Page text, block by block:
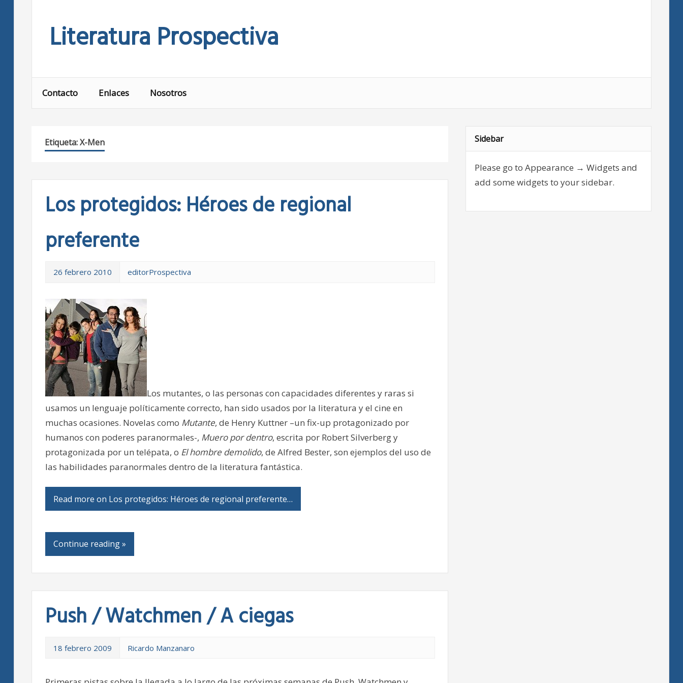
Literatura Prospectiva
Contacto Enlaces Nosotros
Etiqueta:X-Men
Los protegidos: Héroes de regional
preferente
26 febrero 2010 editorProspectiva
Los mutantes, o las personas con capacidades diferentes y raras si
usamos un lenguaje políticamente correcto, han sido usados por la literatura y el cine en
muchas ocasiones. Novelas como Mutante, de Henry Kuttner –un fix-up protagonizado por
humanos con poderes paranormales-, Muero por dentro, escrita por Robert Silverberg y
protagonizada por un telépata, o El hombre demolido, de Alfred Bester, son ejemplos del uso de
las habilidades paranormales dentro de la literatura fantástica.
Read more on Los protegidos: Héroes de regional preferente…
Continue reading »
Push / Watchmen / A ciegas
18 febrero 2009 Ricardo Manzanaro
Sidebar
Please go to Appearance → Widgets and
add some widgets to your sidebar.